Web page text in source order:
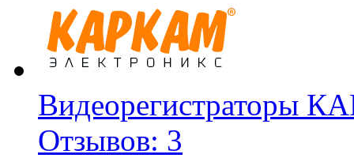
Видеорегистраторы
Отзывов: 3